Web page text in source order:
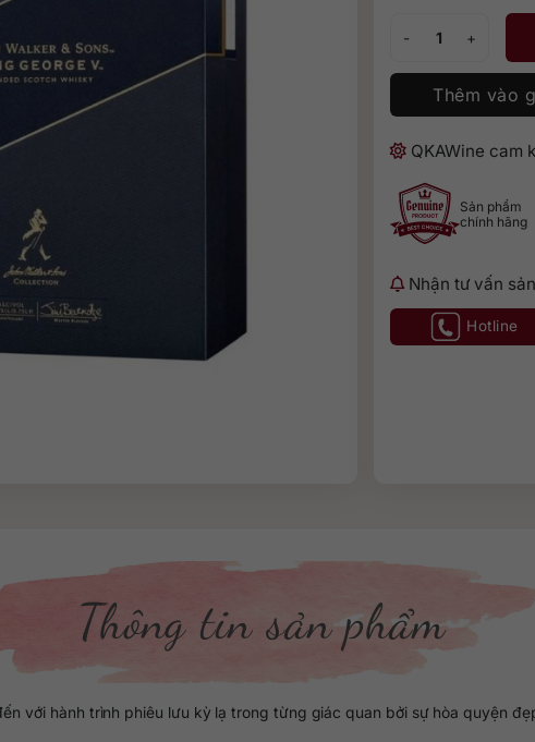
Thêm vào
QKAWine cam
Sản phẩm
chính hãng
Nhận tư vấn
Hotline
Thông tin sản phẩm
với hành trình phiêu lưu kỳ lạ trong từng giác quan bởi sự hòa quyện